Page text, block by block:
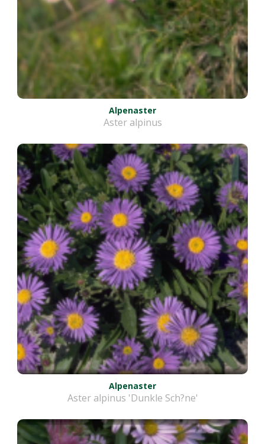
Alpenaster
Aster alpinus
Alpenaster
Aster alpinus 'Dunkle Sch?ne'